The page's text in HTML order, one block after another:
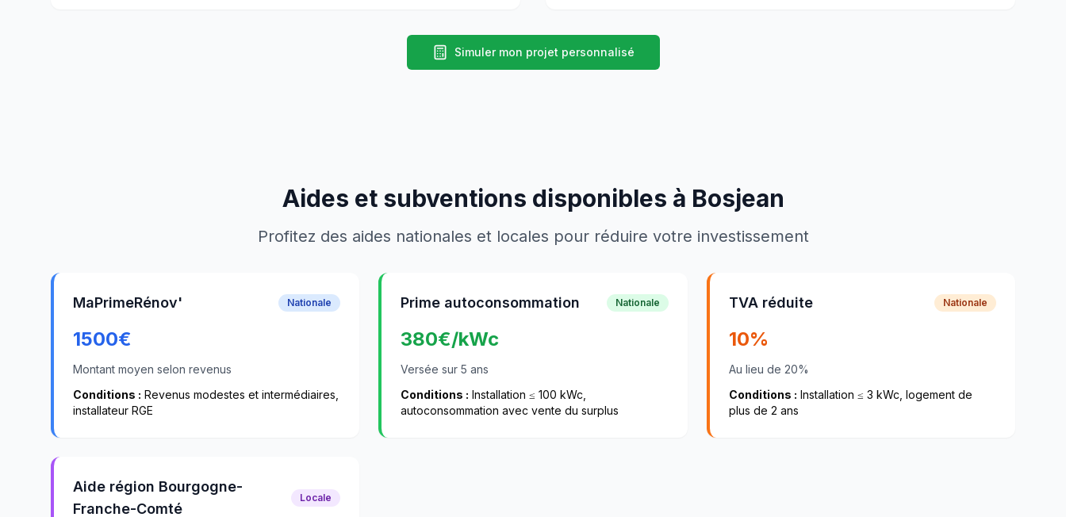
Simuler mon projet personnalisé
Aides et subventions disponibles à Bosjean
Profitez des aides nationales et locales pour réduire votre investissement
MaPrimeRénov' Nationale
1500€
Montant moyen selon revenus
Conditions : Revenus modestes et intermédiaires,
installateur RGE
Prime autoconsommation Nationale
380€/kWc
Versée sur 5 ans
Conditions : Installation ≤ 100 kWc,
autoconsommation avec vente du surplus
TVA réduite Nationale
10%
Au lieu de 20%
Conditions : Installation ≤ 3 kWc, logement de
plus de 2 ans
Aide région Bourgogne-
Franche-Comté
Locale